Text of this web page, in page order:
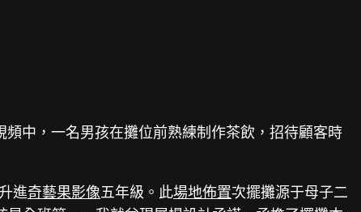
頻中，一名男孩在攤位前熟練制作茶飲，招待顧客時
進奇藝果影像五年級。此場地佈置次擺攤源于母子二